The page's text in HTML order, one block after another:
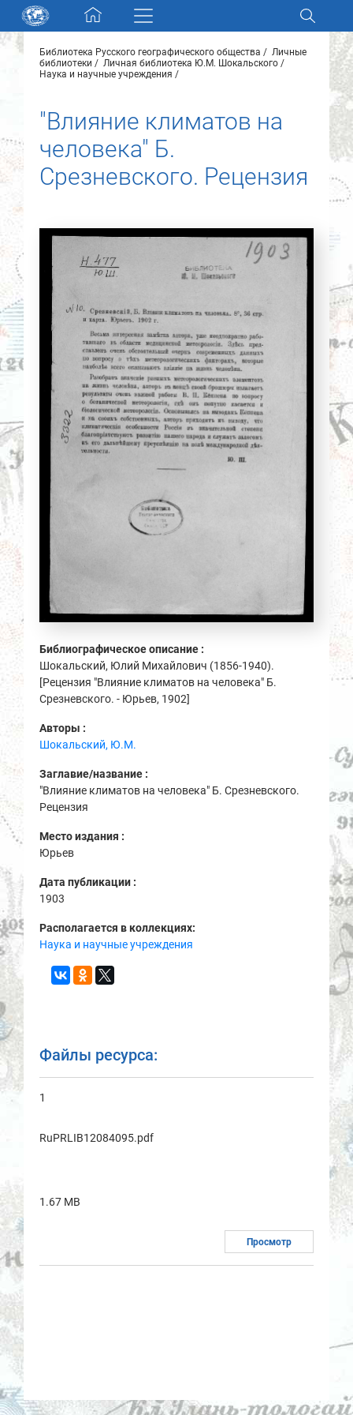
Skip navigation
Разделы и коллекции
Новости
О нас
Контакты
Партнеры
Библиотека Русского географического общества
Личные
библиотеки
Личная библиотека Ю.М. Шокальского
Наука и научные учреждения
"Влияние климатов на
человека" Б.
Срезневского. Рецензия
Библиографическое описание :
Шокальский, Юлий Михайлович (1856-1940).
[Рецензия "Влияние климатов на человека" Б.
Срезневского. - Юрьев, 1902]
Авторы :
Шокальский, Ю.М.
Заглавие/название :
"Влияние климатов на человека" Б. Срезневского.
Рецензия
Место издания :
Юрьев
Дата публикации :
1903
Располагается в коллекциях:
Наука и научные учреждения
Файлы ресурса:
1
RuPRLIB12084095.pdf
1.67 MB
Просмотр